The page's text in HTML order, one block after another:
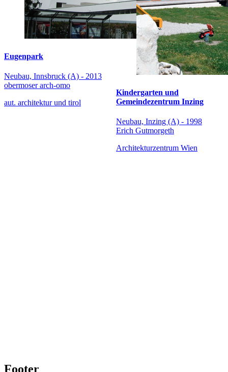
Eugenpark
Neubau, Innsbruck (A) - 2013
obermoser arch-omo
aut. architektur und tirol
Kindergarten und
Gemeindezentrum Inzing
Neubau, Inzing (A) - 1998
Erich Gutmorgeth
Architekturzentrum Wien
Footer